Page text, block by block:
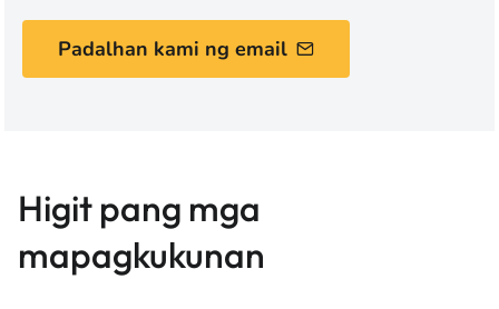
Padalhan kami ng email
Higit pang mga
mapagkukunan